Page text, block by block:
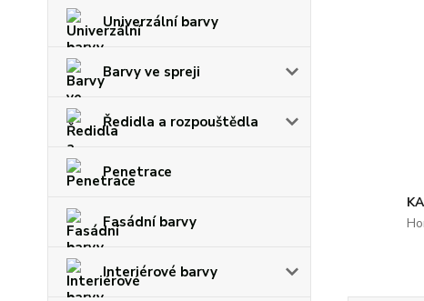
Univerzální barvy
Barvy ve spreji
Ředidla a rozpouštědla
Penetrace
Fasádní barvy
Interiérové barvy